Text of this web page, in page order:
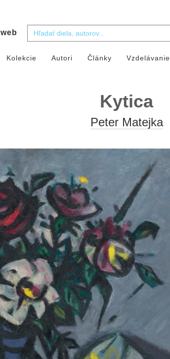
web
Kolekcie Autori Články Vzdelávanie
Kytica
Peter Matejka